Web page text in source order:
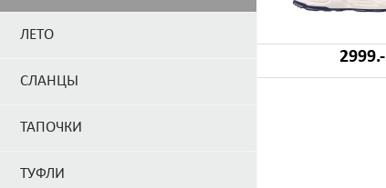
ЛЕТО
СЛАНЦЫ
ТАПОЧКИ
ТУФЛИ
2999.-